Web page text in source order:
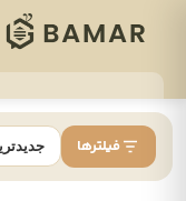
فیلترها